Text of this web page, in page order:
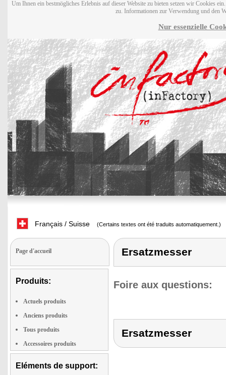
Um Ihnen ein bestmögliches Erlebnis auf dieser Website zu bieten setzen wir Cookies
zu. Informationen zur Verwendung und den
Nur essenzielle
Français / Suisse (Certains textes ont été traduits automatiquement.)
Page d'accueil
Produits:
Actuels produits
Anciens produits
Tous produits
Accessoires produits
Eléments de support:
Ersatzmesser
Foire aux questions:
Ersatzmesser